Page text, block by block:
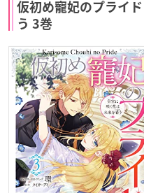
仮初め寵妃のプライ
う 3巻